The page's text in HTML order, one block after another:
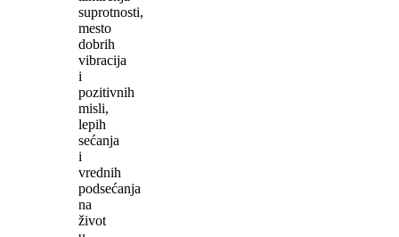
suprotnosti,
mesto
dobrih
vibracija
i
pozitivnih
misli,
lepih
sećanja
i
vrednih
podsećanja
na
život